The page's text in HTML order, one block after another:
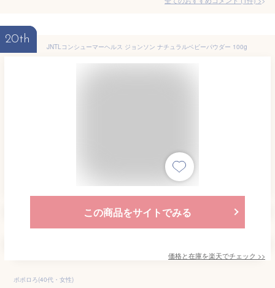
20th
JNTLコンシューマーヘルス ジョンソン ナチュラルベビーパウダー 100g
この商品をサイトでみる
価格と在庫を楽天でチェック >>
ポポロろ(40代・女性)